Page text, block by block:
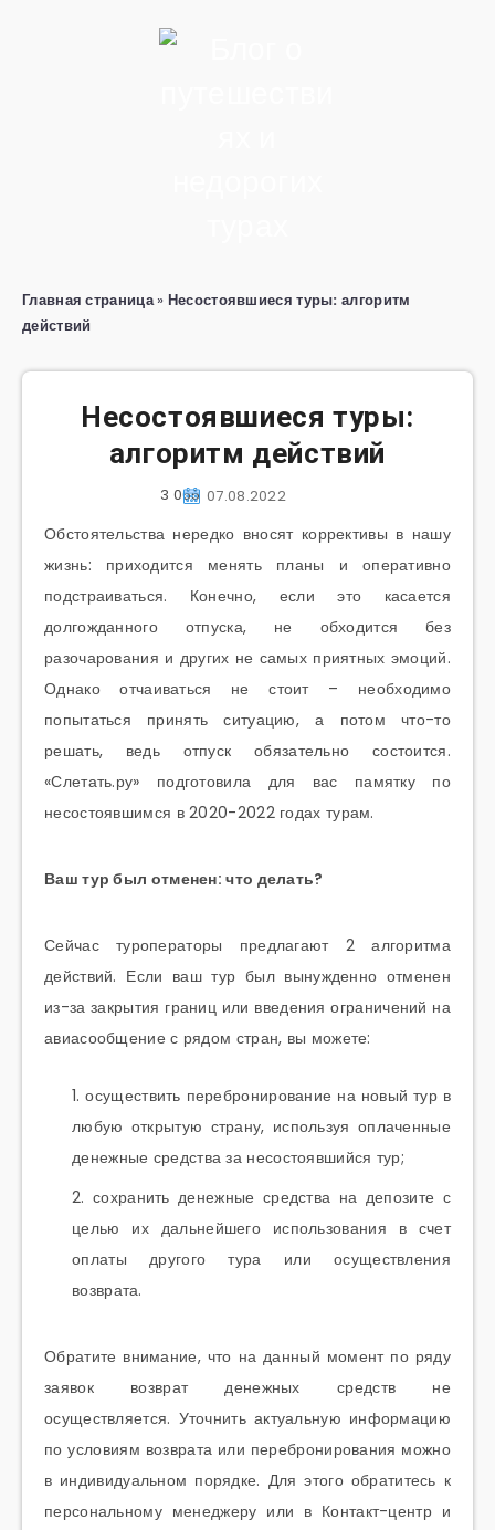
Главная страница» Несостоявшиеся туры: алгоритм
действий
Несостоявшиеся туры:
алгоритм действий
07.08.2022
3 065
Обстоятельства нередко вносят коррективы в нашу
жизнь: приходится менять планы и оперативно
подстраиваться. Конечно, если это касается
долгожданного отпуска, не обходится без
разочарования и других не самых приятных эмоций.
Однако отчаиваться не стоит – необходимо
попытаться принять ситуацию, а потом что-то
решать, ведь отпуск обязательно состоится.
«Слетать.ру» подготовила для вас памятку по
несостоявшимся в 2020-2022 годах турам.
Ваш тур был отменен: что делать?
Сейчас туроператоры предлагают 2 алгоритма
действий. Если ваш тур был вынужденно отменен
из-за закрытия границ или введения ограничений на
авиасообщение с рядом стран, вы можете:
осуществить перебронирование на новый тур в
любую открытую страну, используя оплаченные
денежные средства за несостоявшийся тур;
сохранить денежные средства на депозите с
целью их дальнейшего использования в счет
оплаты другого тура или осуществления
возврата.
Обратите внимание, что на данный момент по ряду
заявок возврат денежных средств не
осуществляется. Уточнить актуальную информацию
по условиям возврата или перебронирования можно
в индивидуальном порядке. Для этого обратитесь к
персональному менеджеру или в Контакт-центр и